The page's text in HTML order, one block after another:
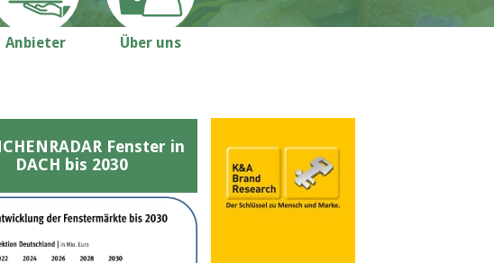
Anbieter Über uns
Fenster in
DACH bis 2030